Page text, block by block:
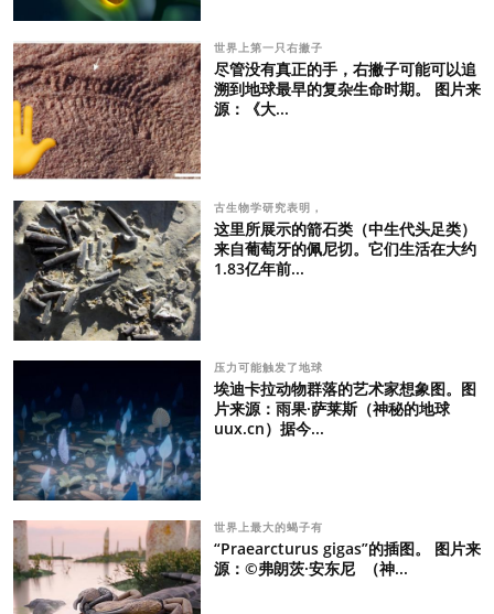
世界上第一只右撇子
尽管没有真正的手，右撇子可能可以追
溯到地球最早的复杂生命时期。 图片来
源：《大...
古生物学研究表明，
这里所展示的箭石类（中生代头足类）
来自葡萄牙的佩尼切。它们生活在大约
1.83亿年前...
压力可能触发了地球
埃迪卡拉动物群落的艺术家想象图。图
片来源：雨果·萨莱斯（神秘的地球
uux.cn）据今...
世界上最大的蝎子有
“Praearcturus gigas”的插图。 图片来
源：©弗朗茨·安东尼 （神...